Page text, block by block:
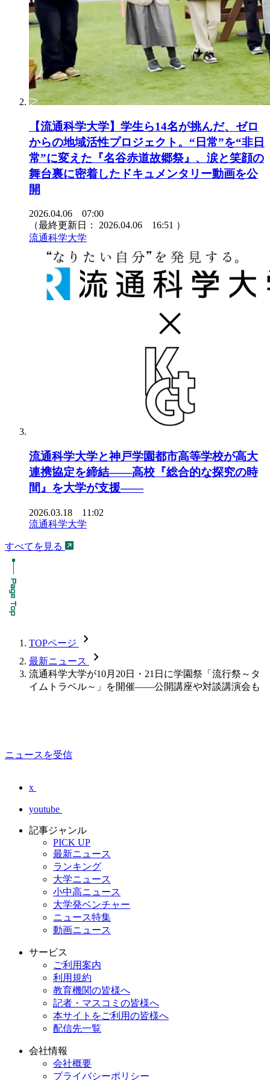
【流通科学大学】学生ら14名が挑んだ、ゼロ
からの地域活性プロジェクト。“日常”を“非日
常”に変えた『名谷赤道故郷祭』、涙と笑顔の
舞台裏に密着したドキュメンタリー動画を公
開
2026.04.06 07:00
（最終更新日： 2026.04.06 16:51 ）
流通科学大学
流通科学大学と神戸学園都市高等学校が高大
連携協定を締結――高校『総合的な探究の時
間』を大学が支援――
2026.03.18 11:02
流通科学大学
すべてを見る
TOPページ chevron_forward
最新ニュース chevron_forward
流通科学大学が10月20日・21日に学園祭「流行祭～タ
イムトラベル～」を開催――公開講座や対談講演会も
ニュースを受信
x
youtube
記事ジャンル
PICK UP
最新ニュース
ランキング
大学ニュース
小中高ニュース
大学発ベンチャー
ニュース特集
動画ニュース
サービス
ご利用案内
利用規約
教育機関の皆様へ
記者・マスコミの皆様へ
本サイトをご利用の皆様へ
配信先一覧
会社情報
会社概要
プライバシーポリシー